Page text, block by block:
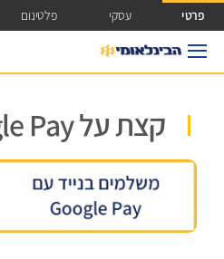
גישה ישירה לכפתור כניסה לחשבונך
פרטי עסקי פלטינום
קצת על Google Pay